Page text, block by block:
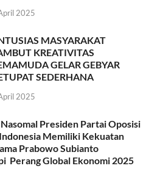
2025
MASYARAKAT
KREATIVITAS
GELAR GEBYAR
SEDERHANA
2025
Presiden Partai Oposisi
Memiliki Kekuatan
Prabowo Subianto
Perang Global Ekonomi 2025